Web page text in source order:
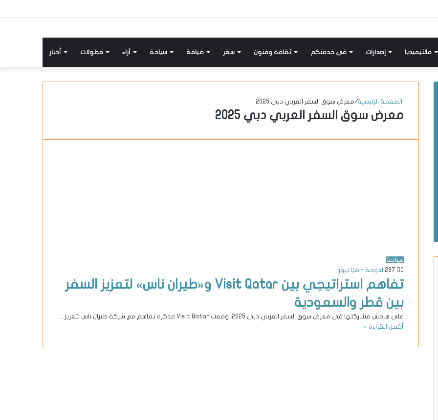
أخبار مطولات آراء سياحة ضيافة سفر ثقافة وفنون في خدمتكم إصدارات مالتيميديا
الصفحة الرئيسية/معرض سوق السفر العربي دبي 2025
معرض سوق السفر العربي دبي 2025
سياحة
الدوحة - هيّا نيوز
0
تفاهم استراتيجي بين Visit Qatar و«طيران ناس» لتعزيز السفر
بين قطر والسعودية
على هامش مشاركتها في معرض سوق السفر العربي دبي 2025، وقعت Visit Qatar مذكرة تفاهم مع شركة طيران ناس لتعزيز…
أكمل القراءة »